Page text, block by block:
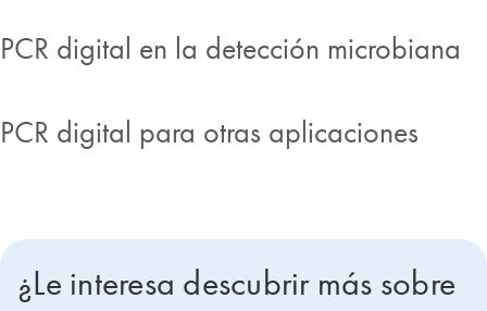
PCR digital en la detección microbiana
PCR digital para otras aplicaciones
¿Le interesa descubrir más sobre